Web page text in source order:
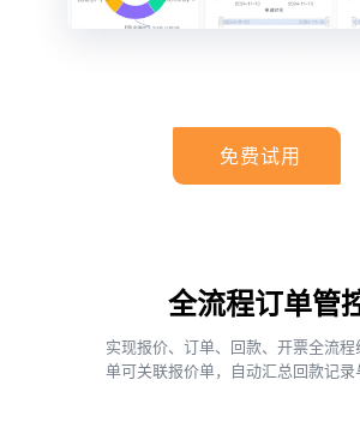
免费试用
全流程订单管
实现报价、订单、回款、开票全流程
单可关联报价单，自动汇总回款记录